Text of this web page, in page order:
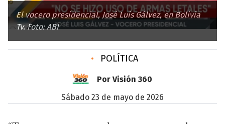
El vocero presidencial, José Luis Gálvez, en Bolivia
Tv. Foto: ABI
• POLÍTICA
Por Visión 360
sábado 23 de mayo de 2026